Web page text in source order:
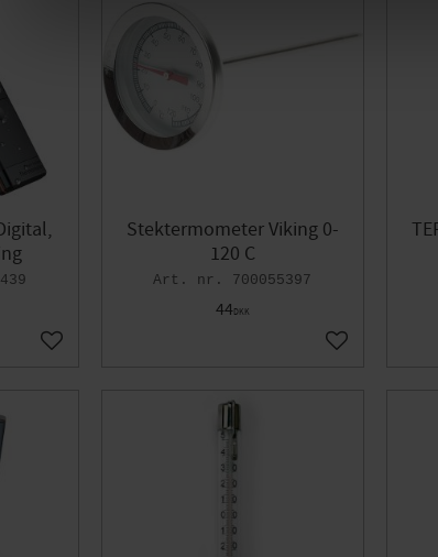
Gem som favorit
Stektermometer Viking 0-
120 C
700055397
44DKK
Gem som